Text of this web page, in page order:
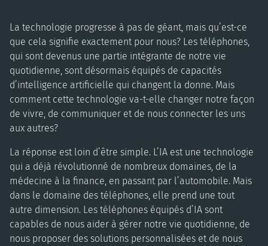
La technologie progresse à pas de géant, mais qu’est-ce
que cela signifie exactement pour nous? Les téléphones,
qui sont devenus une partie intégrante de notre vie
quotidienne, sont désormais équipés de capacités
d’intelligence artificielle qui changent la donne. Mais
comment cette technologie va-t-elle changer notre façon
de vivre, de communiquer et de nous connecter les uns
aux autres?
La réponse est loin d’être simple. L’IA est une technologie
qui a déjà révolutionné de nombreux domaines, de la
médecine à la finance, en passant par l’automobile. Mais
dans le domaine des téléphones, elle prend une tout
autre dimension. Les téléphones équipés d’IA sont
capables de nous aider à gérer notre vie quotidienne, de
nous proposer des solutions personnalisées et de nous